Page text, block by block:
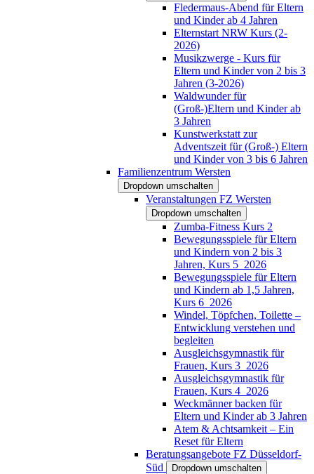
Fledermaus-Abend für Eltern
und Kinder ab 4 Jahren
Elternstart NRW Kurs (2-
2026)
Musikzwerge - Kurs für
Eltern und Kinder von 2 bis 3
Jahren (3-2026)
Waldwunder für
(Groß-)Eltern und Kinder ab
3 Jahren
Kunstwerkstatt zur
Adventszeit für (Groß-) Eltern
und Kinder von 3 bis 6 Jahren
Familienzentrum Wersten
Dropdown umschalten
Veranstaltungen FZ Wersten
Dropdown umschalten
Zumba-Fitness Kurs 2
Bewegungsspiele für Eltern
und Kindern von 2 bis 3
Jahren, Kurs 5_2026
Bewegungsspiele für Eltern
und Kindern ab 1,5 Jahren,
Kurs 6_2026
Windel, Töpfchen, Toilette –
Entwicklung verstehen und
begleiten
Ausgleichsgymnastik für
Frauen, Kurs 3_2026
Ausgleichsgymnastik für
Frauen, Kurs 4_2026
Weckmänner backen für
Eltern und Kinder ab 3 Jahren
Atem & Achtsamkeit – Ein
Reset für Eltern
Beratungsangebote FZ Düsseldorf-
Süd
Dropdown umschalten